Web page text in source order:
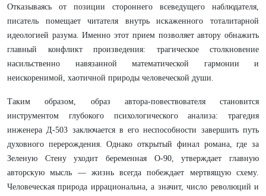
Отказываясь от позиции стороннего всеведущего наблюдателя,
писатель помещает читателя внутрь искаженного тоталитарной
идеологией разума. Именно этот прием позволяет автору обнажить
главный конфликт произведения: трагическое столкновение
насильственно навязанной математической гармонии и
неискоренимой, хаотичной природы человеческой души.
Таким образом, образ автора-повествователя становится
инструментом глубокого психологического анализа: трагедия
инженера Д-503 заключается в его неспособности завершить путь
духовного перерождения. Однако открытый финал романа, где за
Зеленую Стену уходит беременная О-90, утверждает главную
авторскую мысль — жизнь всегда побеждает мертвящую схему.
Человеческая природа иррациональна, а значит, число революций и